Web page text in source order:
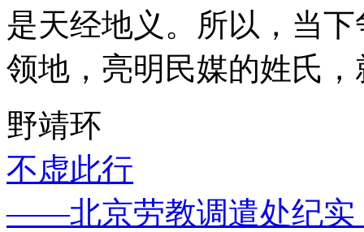
是天经地义。所以，当
领地，亮明民媒的姓氏
野靖环
不虚此行
——北京劳教调遣处纪实